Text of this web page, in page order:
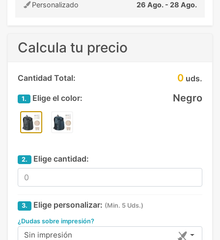
Personalizado
26 Ago. - 28 Ago.
Calcula tu precio
Cantidad Total: 0 uds.
1. Elige el color: Negro
2. Elige cantidad:
3. Elige personalizar: (Min. 5 Uds.)
¿Dudas sobre impresión?
Sin impresión